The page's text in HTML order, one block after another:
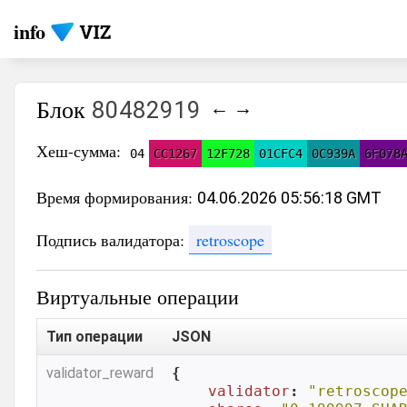
info
Блок 80482919 ← →
Хеш-сумма:
04 CC1267 12F728 01CFC4 0C939A 6F078A
Время формирования: 04.06.2026 05:56:18 GMT
Подпись валидатора: retroscope
Виртуальные операции
Тип операции JSON
validator_reward
{
validator :